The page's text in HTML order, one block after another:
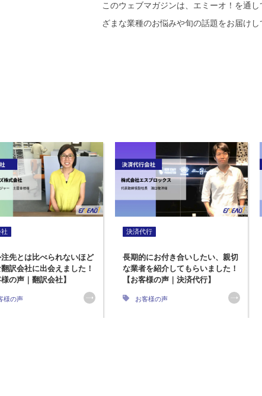
このウェブマガジンは、エミーオ！を通し
ざまな業種のお悩みや旬の話題をお届けし
先とは比べられないほど
訳会社に出会えました！
の声｜翻訳会社】
様の声
決済代行
長期的にお付き合いしたい、親切
な業者を紹介してもらいました！
【お客様の声｜決済代行】
お客様の声